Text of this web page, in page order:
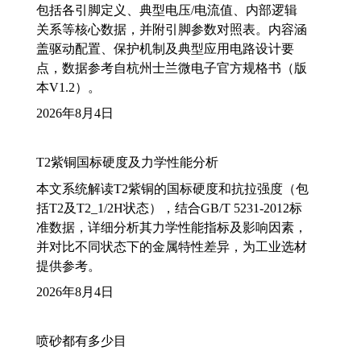
包括各引脚定义、典型电压/电流值、内部逻辑
关系等核心数据，并附引脚参数对照表。内容涵
盖驱动配置、保护机制及典型应用电路设计要
点，数据参考自杭州士兰微电子官方规格书（版
本V1.2）。
2026年8月4日
T2紫铜国标硬度及力学性能分析
本文系统解读T2紫铜的国标硬度和抗拉强度（包
括T2及T2_1/2H状态），结合GB/T 5231-2012标
准数据，详细分析其力学性能指标及影响因素，
并对比不同状态下的金属特性差异，为工业选材
提供参考。
2026年8月4日
喷砂都有多少目